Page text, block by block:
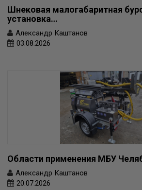
Шнековая малогабаритная
установка…
Александр Каштанов
03.08.2026
Области применения МБУ
Александр Каштанов
20.07.2026